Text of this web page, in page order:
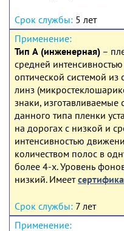
5 лет
Тип А (инженерная) –
средней
оптической системой из
линз
знаки,
данного типа пленки
на дорогах с низкой и
интенсивностью
количеством полос в
более 4-х. Уровень
низкий. Имеет
7 лет